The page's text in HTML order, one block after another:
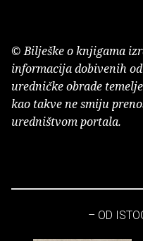
© Bilješke o knjigama
informacija dobivenih
uredničke obrade
kao takve ne smiju
uredništvom portala.
– OD